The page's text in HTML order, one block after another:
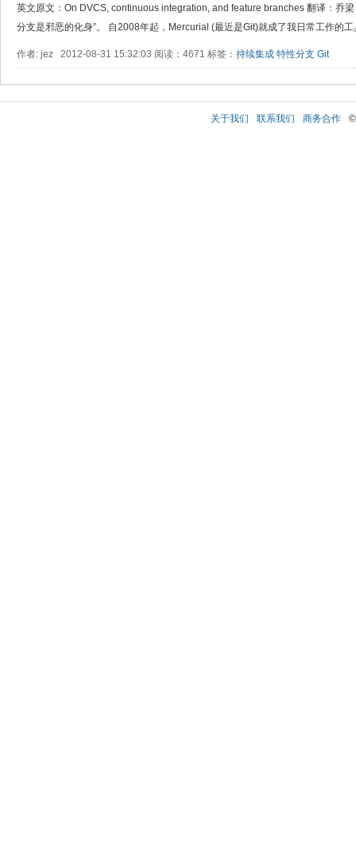
英文原文：On DVCS, continuous integration, and feature branches 翻译：乔
分支是邪恶的化身”。 自2008年起，Mercurial (最近是Git)就成了我日常工作的
作者: jez 2012-08-31 15:32:03 阅读：4671 标签： 持续集成 特性分支 Git
关于我们 联系我们 商务合作